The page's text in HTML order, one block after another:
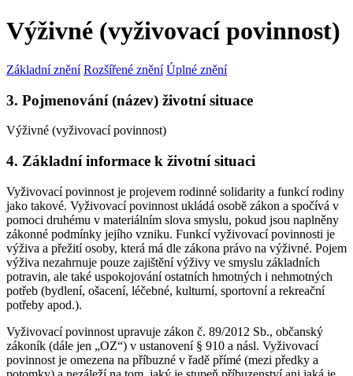
Výživné (vyživovací povinnost)
Základní znění Rozšířené znění Úplné znění
3. Pojmenování (název) životní situace
Výživné (vyživovací povinnost)
4. Základní informace k životní situaci
Vyživovací povinnost je projevem rodinné solidarity a funkcí rodiny
jako takové. Vyživovací povinnost ukládá osobě zákon a spočívá v
pomoci druhému v materiálním slova smyslu, pokud jsou naplněny
zákonné podmínky jejího vzniku. Funkcí vyživovací povinnosti je
výživa a přežití osoby, která má dle zákona právo na výživné. Pojem
výživa nezahrnuje pouze zajištění výživy ve smyslu základních
potravin, ale také uspokojování ostatních hmotných i nehmotných
potřeb (bydlení, ošacení, léčebné, kulturní, sportovní a rekreační
potřeby apod.).
Vyživovací povinnost upravuje zákon č. 89/2012 Sb., občanský
zákoník (dále jen „OZ“) v ustanovení § 910 a násl. Vyživovací
povinnost je omezena na příbuzné v řadě přímé (mezi předky a